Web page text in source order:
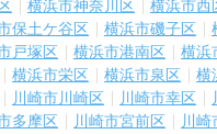
横浜市神奈川区 横浜市西
保土ケ谷区 横浜市磯子区
戸塚区 横浜市港南区 横浜
横浜市栄区 横浜市泉区 横
川崎市川崎区 川崎市幸区
多摩区 川崎市宮前区 川崎